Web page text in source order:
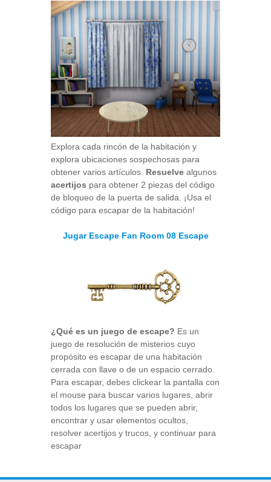
Explora cada rincón de la habitación y
explora ubicaciones sospechosas para
obtener varios artículos. Resuelve algunos
acertijos para obtener 2 piezas del código
de bloqueo de la puerta de salida. ¡Usa el
código para escapar de la habitación!
Jugar Escape Fan Room 08 Escape
¿Qué es un juego de escape? Es un
juego de resolución de misterios cuyo
propósito es escapar de una habitación
cerrada con llave o de un espacio cerrado.
Para escapar, debes clickear la pantalla con
el mouse para buscar varios lugares, abrir
todos los lugares que se pueden abrir,
encontrar y usar elementos ocultos,
resolver acertijos y trucos, y continuar para
escapar